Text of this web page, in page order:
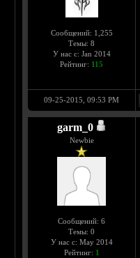
Сообщений: 1,255
Темы: 8
У нас с: Jan 2014
Рейтинг: 115
09-25-2015, 09:53 PM
garm_0
Newbie
Сообщений: 6
Темы: 0
У нас с: May 2014
Рейтинг: 1